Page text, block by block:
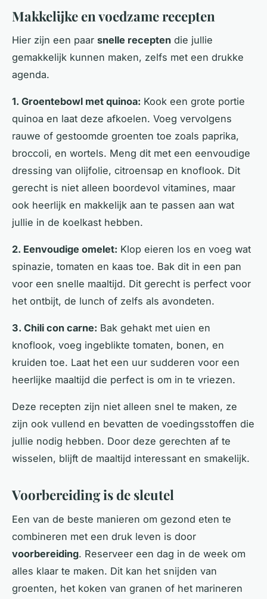
Makkelijke en voedzame recepten
Hier zijn een paar snelle recepten die jullie
gemakkelijk kunnen maken, zelfs met een drukke
agenda.
1. Groentebowl met quinoa: Kook een grote portie
quinoa en laat deze afkoelen. Voeg vervolgens
rauwe of gestoomde groenten toe zoals paprika,
broccoli, en wortels. Meng dit met een eenvoudige
dressing van olijfolie, citroensap en knoflook. Dit
gerecht is niet alleen boordevol vitamines, maar
ook heerlijk en makkelijk aan te passen aan wat
jullie in de koelkast hebben.
2. Eenvoudige omelet: Klop eieren los en voeg wat
spinazie, tomaten en kaas toe. Bak dit in een pan
voor een snelle maaltijd. Dit gerecht is perfect voor
het ontbijt, de lunch of zelfs als avondeten.
3. Chili con carne: Bak gehakt met uien en
knoflook, voeg ingeblikte tomaten, bonen, en
kruiden toe. Laat het een uur sudderen voor een
heerlijke maaltijd die perfect is om in te vriezen.
Deze recepten zijn niet alleen snel te maken, ze
zijn ook vullend en bevatten de voedingsstoffen die
jullie nodig hebben. Door deze gerechten af te
wisselen, blijft de maaltijd interessant en smakelijk.
Voorbereiding is de sleutel
Een van de beste manieren om gezond eten te
combineren met een druk leven is door
voorbereiding. Reserveer een dag in de week om
alles klaar te maken. Dit kan het snijden van
groenten, het koken van granen of het marineren